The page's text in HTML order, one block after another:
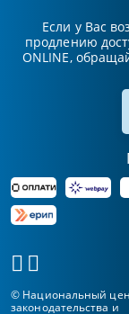
Если у Вас
продлению
ONLINE,
© Национальный
законодательства и